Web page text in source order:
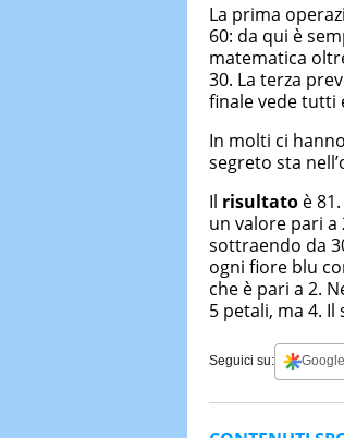
La prima
60: da qui è
matematica
30. La terza
finale vede tutti
In molti ci
segreto sta
Il risultato è
un valore pari a
sottraendo da
ogni fiore blu
che è pari a 2.
5 petali, ma 4. Il
Seguici su: